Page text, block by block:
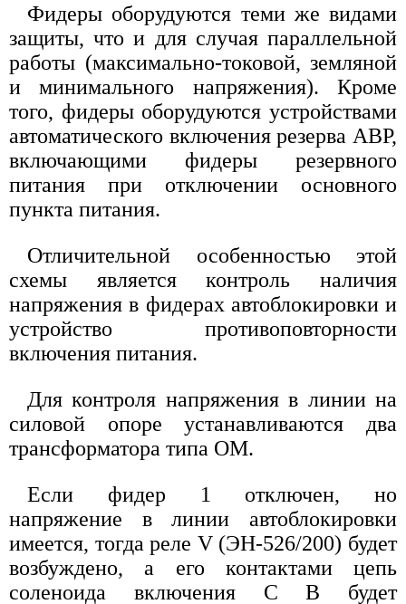
Фидеры оборудуются теми же видами
защиты, что и для случая параллельной
работы (максимально-токовой, земляной
и минимального напряжения). Кроме
того, фидеры оборудуются устройствами
автоматического включения резерва АВР,
включающими фидеры резервного
питания при отключении основного
пункта питания.
Отличительной особенностью этой
схемы является контроль наличия
напряжения в фидерах автоблокировки и
устройство противоповторности
включения питания.
Для контроля напряжения в линии на
силовой опоре устанавливаются два
трансформатора типа ОМ.
Если фидер 1 отключен, но
напряжение в линии автоблокировки
имеется, тогда реле V (ЭН-526/200) будет
возбуждено, а его контактами цепь
соленоида включения С В будет